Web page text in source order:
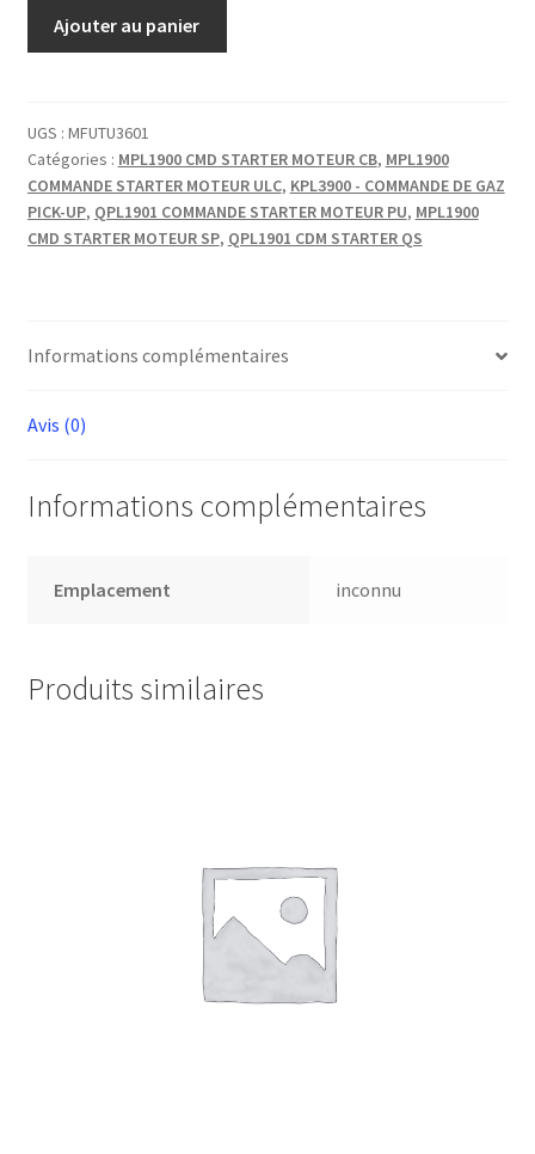
TUBE
RILSAN
6X8
L:0.02
Ajouter au panier
UGS : MFUTU3601
Catégories : MPL1900 CMD STARTER MOTEUR CB, MPL1900
COMMANDE STARTER MOTEUR ULC, KPL3900 - COMMANDE DE GAZ
PICK-UP, QPL1901 COMMANDE STARTER MOTEUR PU, MPL1900
CMD STARTER MOTEUR SP, QPL1901 CDM STARTER QS
Informations complémentaires
Avis (0)
Informations complémentaires
Emplacement inconnu
Produits similaires